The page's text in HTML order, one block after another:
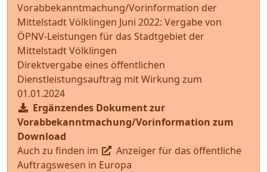
Vorabbekanntmachung/Vorinformation der
Mittelstadt Völklingen Juni 2022: Vergabe von
ÖPNV-Leistungen für das Stadtgebiet der
Mittelstadt Völklingen
Direktvergabe eines öffentlichen
Dienstleistungsauftrag mit Wirkung zum
01.01.2024
Ergänzendes Dokument zur
Vorabbekanntmachung/Vorinformation zum
Download
Auch zu finden im
Anzeiger für das öffentliche
Auftragswesen in Europa